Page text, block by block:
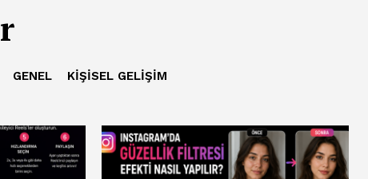
GENEL KIŞISEL GELIŞIM